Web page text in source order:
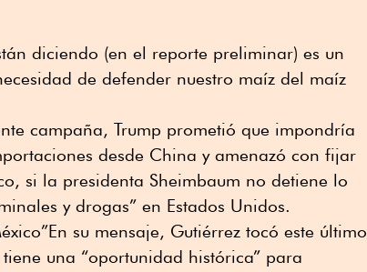
diciendo (en el reporte preliminar) es un
de defender nuestro maíz del maíz
campaña, Trump prometió que impondría
desde China y amenazó con fijar
si la presidenta Sheimbaum no detiene lo
y drogas” en Estados Unidos.
su mensaje, Gutiérrez tocó este último
una “oportunidad histórica” para